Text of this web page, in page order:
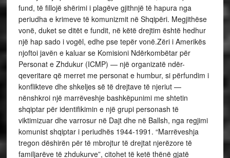
fund, të fillojë shërimi i plagëve gjithnjë të hapura nga
periudha e krimeve të komunizmit në Shqipëri. Megjithëse
vonë, duket se ditët e fundit, në këtë drejtim është hedhur
një hap sado i vogël, edhe pse tepër vonë.Zëri i Amerikës
njoftoi javën e kaluar se Komisioni Ndërkombëtar për
Personat e Zhdukur (ICMP) — një organizatë ndër-
qeveritare që merret me personat e humbur, si përfundim i
konflikteve dhe shkeljes së të drejtave të njeriut —
nënshkroi një marrëveshje bashkëpunimi me shtetin
shqiptar për identifikimin e një grupi personash të
viktimizuar dhe varrosur në Dajt dhe në Ballsh, nga regjimi
komunist shqiptar i periudhës 1944-1991. “Marrëveshja
tregon dëshirën për të mbrojtur të drejtat njerëzore të
familjarëve të zhdukurve”, citohet të ketë thënë gjatë